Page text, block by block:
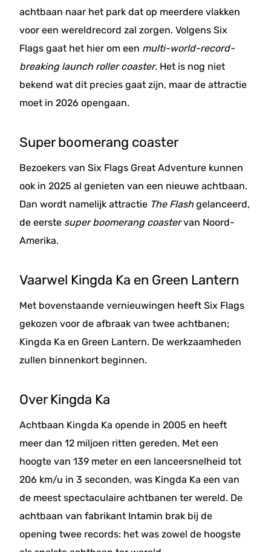
achtbaan naar het park dat op meerdere vlakken
voor een wereldrecord zal zorgen. Volgens Six
Flags gaat het hier om een multi-world-record-
breaking launch roller coaster. Het is nog niet
bekend wat dit precies gaat zijn, maar de attractie
moet in 2026 opengaan.
Super boomerang coaster
Bezoekers van Six Flags Great Adventure kunnen
ook in 2025 al genieten van een nieuwe achtbaan.
Dan wordt namelijk attractie The Flash gelanceerd,
de eerste super boomerang coastervan Noord-
Amerika.
Vaarwel Kingda Ka en Green Lantern
Met bovenstaande vernieuwingen heeft Six Flags
gekozen voor de afbraak van twee achtbanen;
Kingda Ka en Green Lantern. De werkzaamheden
zullen binnenkort beginnen.
Over Kingda Ka
Achtbaan Kingda Ka opende in 2005 en heeft
meer dan 12 miljoen ritten gereden. Met een
hoogte van 139 meter en een lanceersnelheid tot
206 km/u in 3 seconden, was Kingda Ka een van
de meest spectaculaire achtbanen ter wereld. De
achtbaan van fabrikant Intamin brak bij de
opening twee records: het was zowel de hoogste